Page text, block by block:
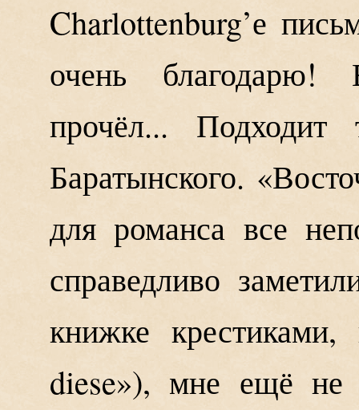
Charlottenburg’е
очень благодарю!
прочёл... Подходит
Баратынского.
для романса все
справедливо
книжке
diese»), мне ещё не